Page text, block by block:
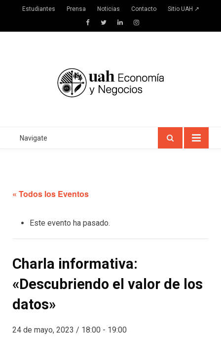
Estudiantes Prensa Noticias Contacto Sitio UAH ↗
FacebookTwitterLinkedInInstagram
Navigate
« Todos los Eventos
Este evento ha pasado.
Charla informativa:
«Descubriendo el valor de los
datos»
24 de mayo, 2023 / 18:00 - 19:00